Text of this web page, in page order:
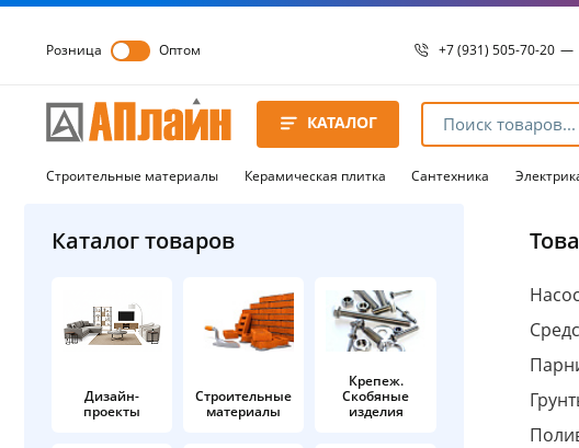
Розница Оптом +7 (931) 505-70-20 —
8 8172 54-15-98
8 8172 54-15-96
КАТАЛОГ
Строительные материалы Керамическая плитка Сантехника
Каталог товаров
Дизайн-
проекты
Строительные
материалы
Крепеж.
Скобяные
изделия
Для
на